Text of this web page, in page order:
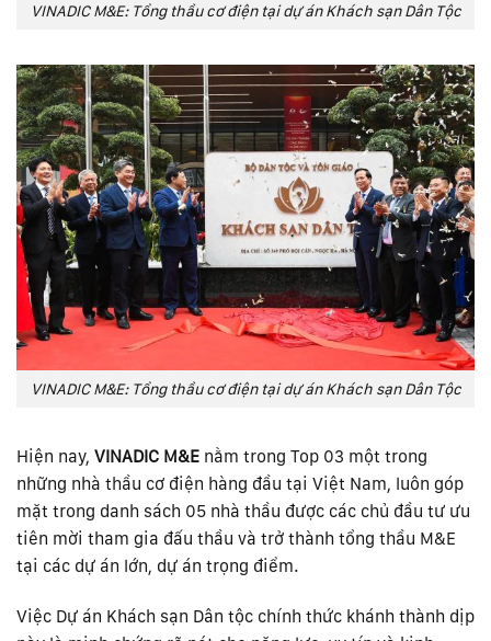
VINADIC M&E: Tổng thầu cơ điện tại dự án Khách sạn Dân Tộc
VINADIC M&E: Tổng thầu cơ điện tại dự án Khách sạn Dân Tộc
Hiện nay, VINADIC M&E nằm trong Top 03 một trong
những nhà thầu cơ điện hàng đầu tại Việt Nam, luôn góp
mặt trong danh sách 05 nhà thầu được các chủ đầu tư ưu
tiên mời tham gia đấu thầu và trở thành tổng thầu M&E
tại các dự án lớn, dự án trọng điểm.
Việc Dự án Khách sạn Dân tộc chính thức khánh thành dịp